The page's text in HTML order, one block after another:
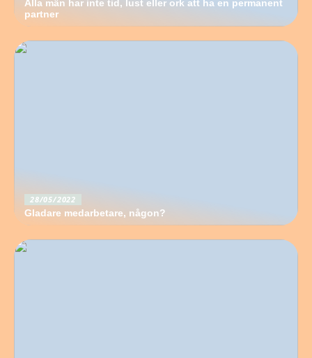
Alla män har inte tid, lust eller ork att ha en permanent
partner
28/05/2022
Gladare medarbetare, någon?